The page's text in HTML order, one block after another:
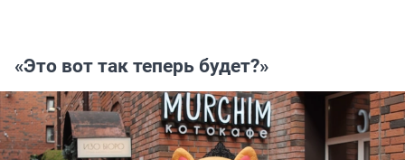
«Это вот так теперь будет?»